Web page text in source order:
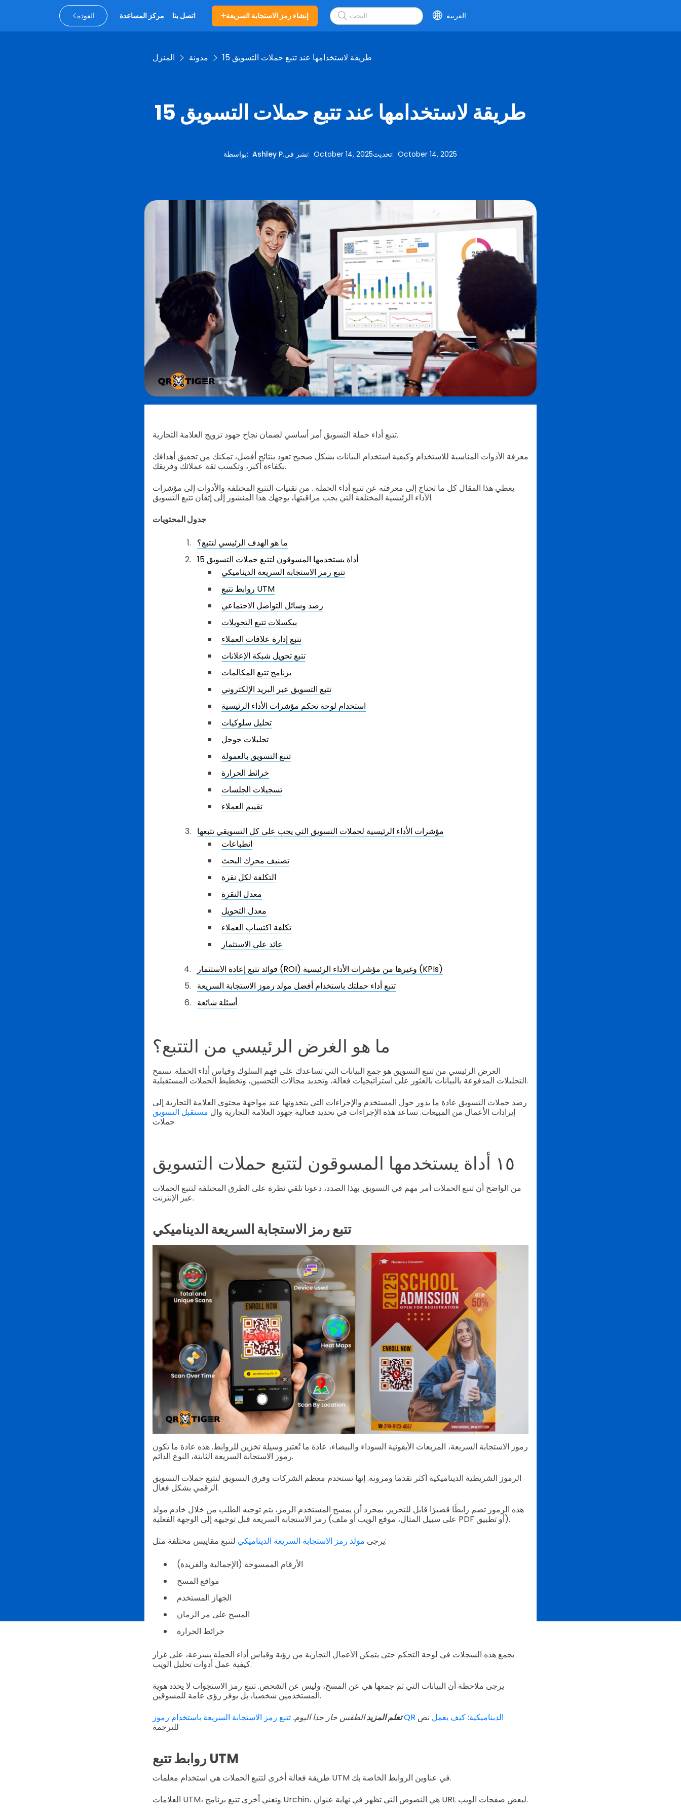
العودة مركز المساعدة اتصل بنا إنشاء رمز الاستجابة السريعة العربية
المنزل مدونة 15 طريقة لاستخدامها عند تتبع حملات التسويق
15 طريقة لاستخدامها عند تتبع حملات التسويق
بواسطة:Ashley P.نشر في:October 14, 2025تحديث:October 14, 2025
تتبع أداء حملة التسويق أمر أساسي لضمان نجاح جهود ترويج العلامة التجارية.
معرفة الأدوات المناسبة للاستخدام وكيفية استخدام البيانات بشكل صحيح تعود بنتائج أفضل، تمكنك من تحقيق أهدافك
بكفاءة أكبر، وتكسب ثقة عملائك وفريقك.
يغطي هذا المقال كل ما تحتاج إلى معرفته عن تتبع أداء الحملة . من تقنيات التتبع المختلفة والأدوات إلى مؤشرات
الأداء الرئيسية المختلفة التي يجب مراقبتها، يوجهك هذا المنشور إلى إتقان تتبع التسويق.
جدول المحتويات
ما هو الهدف الرئيسي لتتبع؟
15 أداة يستخدمها المسوقون لتتبع حملات التسويق
تتبع رمز الاستجابة السريعة الديناميكي
روابط تتبع UTM
رصد وسائل التواصل الاجتماعي
بيكسلات تتبع التحويلات
تتبع إدارة علاقات العملاء
تتبع تحويل شبكة الإعلانات
برنامج تتبع المكالمات
تتبع التسويق عبر البريد الإلكتروني
استخدام لوحة تحكم مؤشرات الأداء الرئيسية
تحليل سلوكيات
تحليلات جوجل
تتبع التسويق بالعمولة
خرائط الحرارة
تسجيلات الجلسات
تقييم العملاء
مؤشرات الأداء الرئيسية لحملات التسويق التي يجب على كل التسويقي تتبعها
انطباعات
تصنيف محرك البحث
التكلفة لكل نقرة
معدل النقرة
معدل التحويل
تكلفة اكتساب العملاء
عائد على الاستثمار
فوائد تتبع إعادة الاستثمار (ROI) وغيرها من مؤشرات الأداء الرئيسية (KPIs)
تتبع أداء حملتك باستخدام أفضل مولد رموز الاستجابة السريعة
أسئلة شائعة
ما هو الغرض الرئيسي من التتبع؟
الغرض الرئيسي من تتبع التسويق هو جمع البيانات التي تساعدك على فهم السلوك وقياس أداء الحملة. تسمح
التحليلات المدفوعة بالبيانات بالعثور على استراتيجيات فعالة، وتحديد مجالات التحسين، وتخطيط الحملات المستقبلية.
رصد حملات التسويق عادة ما يدور حول المستخدم والإجراءات التي يتخذونها عند مواجهة محتوى العلامة التجارية إلى
إيرادات الأعمال من المبيعات. تساعد هذه الإجراءات في تحديد فعالية جهود العلامة التجارية وال مستقبل التسويق
حملات
١٥ أداة يستخدمها المسوقون لتتبع حملات التسويق
من الواضح أن تتبع الحملات أمر مهم في التسويق. بهذا الصدد، دعونا نلقي نظرة على الطرق المختلفة لتتبع الحملات
عبر الإنترنت.
تتبع رمز الاستجابة السريعة الديناميكي
رموز الاستجابة السريعة، المربعات الأيقونية السوداء والبيضاء، عادة ما تُعتبر وسيلة تخزين للروابط. هذه عادة ما تكون
رموز الاستجابة السريعة الثابتة، النوع الدائم.
الرموز الشريطية الديناميكية أكثر تقدما ومرونة. إنها تستخدم معظم الشركات وفرق التسويق لتتبع حملات التسويق
الرقمي بشكل فعال.
هذه الرموز تضم رابطًا قصيرًا قابل للتحرير. بمجرد أن يمسح المستخدم الرمز، يتم توجيه الطلب من خلال خادم مولد
رمز الاستجابة السريعة قبل توجيهه إلى الوجهة الفعلية (على سبيل المثال، موقع الويب أو ملف PDF أو تطبيق).
يرجى مولد رمز الاستجابة السريعة الديناميكي
لتتبع مقاييس مختلفة مثل:
الأرقام الممسوحة (الإجمالية والفريدة)
مواقع المسح
الجهاز المستخدم
المسح على مر الزمان
خرائط الحرارة
يجمع هذه السجلات في لوحة التحكم حتى يتمكن الأعمال التجارية من رؤية وقياس أداء الحملة بسرعة، على غرار
كيفية عمل أدوات تحليل الويب.
يرجى ملاحظة أن البيانات التي تم جمعها هي عن المسح، وليس عن الشخص. تتبع رمز الاستجواب لا يحدد هوية
المستخدمين شخصيا، بل يوفر رؤى عامة للمسوقين.
تعلم المزيدالطقس حار جدا اليوم. تتبع رمز الاستجابة السريعة باستخدام رموز QR الديناميكية: كيف يعمل نص
للترجمة
روابط تتبع UTM
طريقة فعالة أخرى لتتبع الحملات هي استخدام معلمات UTM في عناوين الروابط الخاصة بك.
العلامات UTM، وتعني أخرى تتبع برنامج Urchin، هي النصوص التي تظهر في نهاية عنوان URL لبعض صفحات الويب.